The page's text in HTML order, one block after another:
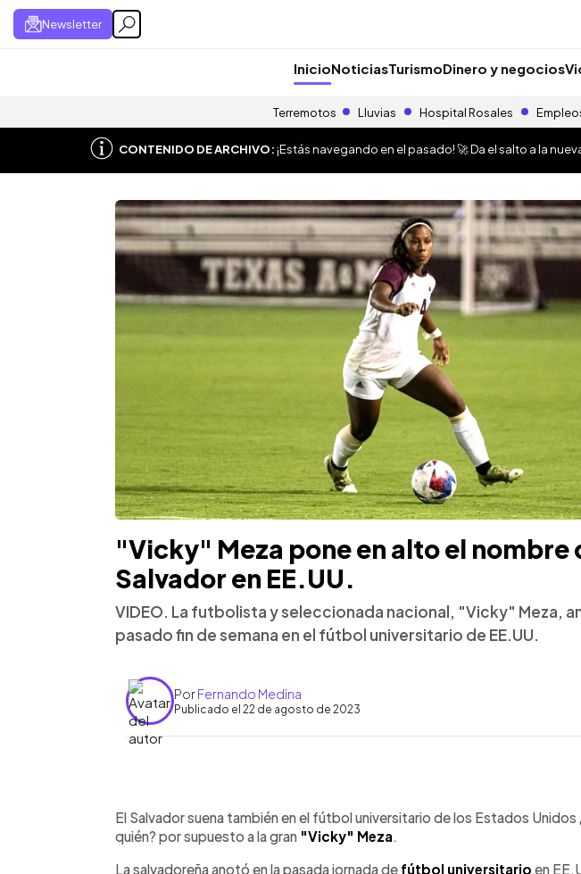
Newsletter
InicioNoticiasTurismoDinero y negocios
Terremotos Lluvias Hospital Rosales
CONTENIDO DE ARCHIVO:¡Estás navegando en el pasado! 🚀 Da el salto a la
"Vicky" Meza pone en alto el nombre
Salvador en EE.UU.
VIDEO. La futbolista y seleccionada nacional, "Vicky" Meza,
pasado fin de semana en el fútbol universitario de EE.UU.
PorFernando Medina
Publicado el 22 de agosto de 2023
► Escuchar artículo
El Salvador suena también en el fútbol universitario de los Estados Unidos
quién? por supuesto a la gran "Vicky" Meza.
La salvadoreña anotó en la pasada jornada de fútbol universitario en